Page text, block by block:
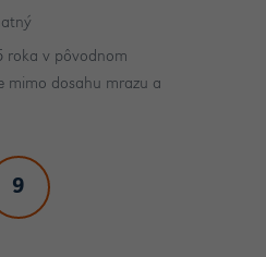
roka v pôvodnom
mimo dosahu mrazu a
9